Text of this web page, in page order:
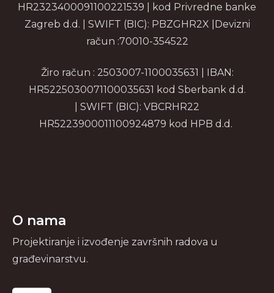
HR2323400091100221539 | kod Privredne banke
Zagreb d.d. | SWIFT (BIC): PBZGHR2X |Devizni
račun :70010-354522
Žiro račun : 2503007-1100035631 | IBAN:
HR5225030071100035631 kod Sberbank d.d.
| SWIFT (BIC): VBCRHR22
HR5223900011100924879 kod HPB d.d.
O nama
Projektiranje i izvođenje završnih radova u
građevinarstvu.